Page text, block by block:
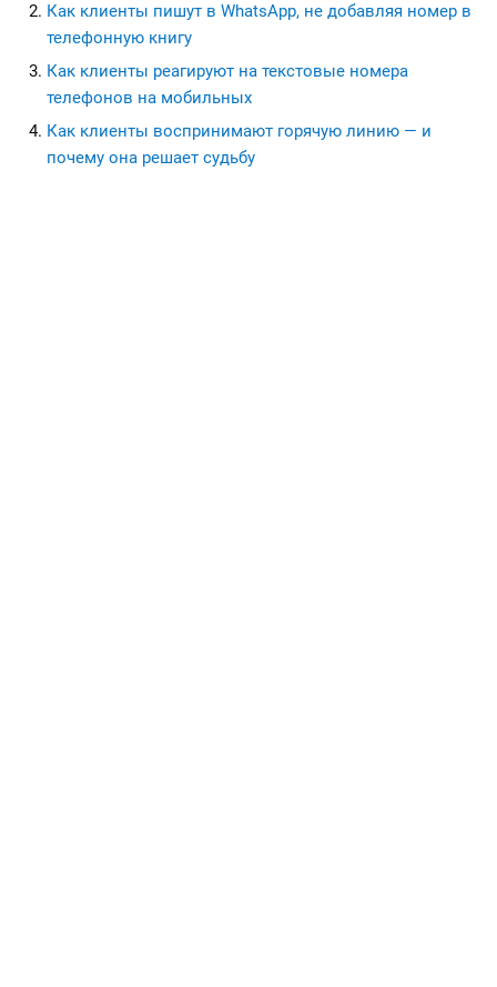
Как клиенты пишут в WhatsApp, не добавляя номер в
телефонную книгу
Как клиенты реагируют на текстовые номера
телефонов на мобильных
Как клиенты воспринимают горячую линию — и
почему она решает судьбу